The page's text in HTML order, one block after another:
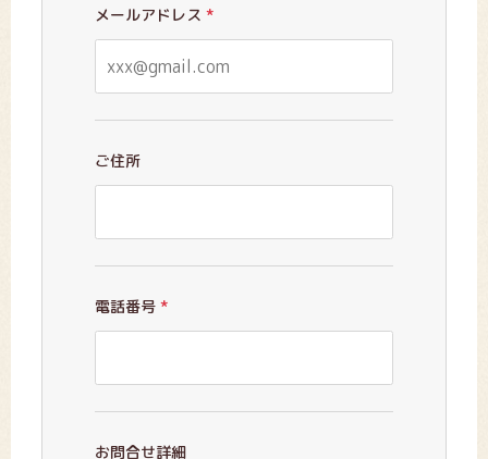
メールアドレス *
ご住所
電話番号 *
お問合せ詳細